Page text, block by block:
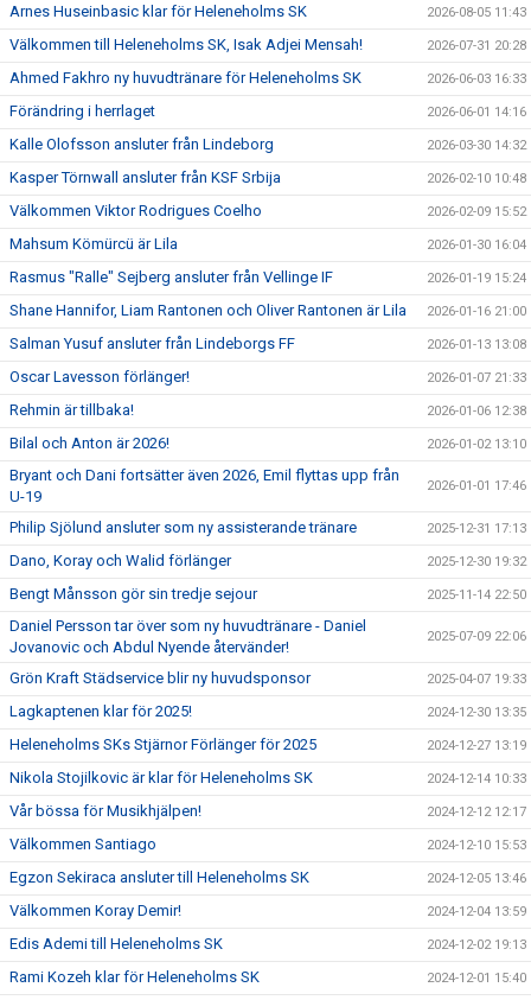
Arnes Huseinbasic klar för Heleneholms SK 2026-08-05 11:43
Välkommen till Heleneholms SK, Isak Adjei Mensah! 2026-07-31 20:28
Ahmed Fakhro ny huvudtränare för Heleneholms SK 2026-06-03 16:33
Förändring i herrlaget 2026-06-01 14:16
Kalle Olofsson ansluter från Lindeborg 2026-03-30 14:32
Kasper Törnwall ansluter från KSF Srbija 2026-02-10 10:48
Välkommen Viktor Rodrigues Coelho 2026-02-09 15:52
Mahsum Kömürcü är Lila 2026-01-30 16:04
Rasmus "Ralle" Sejberg ansluter från Vellinge IF 2026-01-19 15:24
Shane Hannifor, Liam Rantonen och Oliver Rantonen är Lila 2026-01-16 21:00
Salman Yusuf ansluter från Lindeborgs FF 2026-01-13 13:08
Oscar Lavesson förlänger! 2026-01-07 21:33
Rehmin är tillbaka! 2026-01-06 12:38
Bilal och Anton är 2026! 2026-01-02 13:10
Bryant och Dani fortsätter även 2026, Emil flyttas upp från
U-19
2026-01-01 17:46
Philip Sjölund ansluter som ny assisterande tränare 2025-12-31 17:13
Dano, Koray och Walid förlänger 2025-12-30 19:32
Bengt Månsson gör sin tredje sejour 2025-11-14 22:50
Daniel Persson tar över som ny huvudtränare - Daniel
Jovanovic och Abdul Nyende återvänder!
2025-07-09 22:06
Grön Kraft Städservice blir ny huvudsponsor 2025-04-07 19:33
Lagkaptenen klar för 2025! 2024-12-30 13:35
Heleneholms SKs Stjärnor Förlänger för 2025 2024-12-27 13:19
Nikola Stojilkovic är klar för Heleneholms SK 2024-12-14 10:33
Vår bössa för Musikhjälpen! 2024-12-12 12:17
Välkommen Santiago 2024-12-10 15:53
Egzon Sekiraca ansluter till Heleneholms SK 2024-12-05 13:46
Välkommen Koray Demir! 2024-12-04 13:59
Edis Ademi till Heleneholms SK 2024-12-02 19:13
Rami Kozeh klar för Heleneholms SK 2024-12-01 15:40